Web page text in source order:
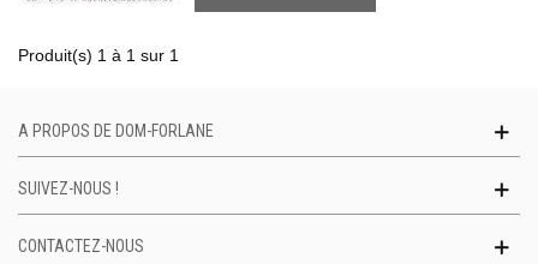
Produit(s) 1 à 1 sur 1
A PROPOS DE DOM-FORLANE
SUIVEZ-NOUS !
CONTACTEZ-NOUS